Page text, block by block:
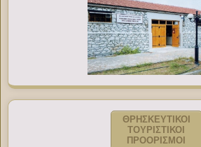
ΘΡΗΣΚΕΥΤΙΚΟΙ
ΤΟΥΡΙΣΤΙΚΟΙ
ΠΡΟΟΡΙΣΜΟΙ